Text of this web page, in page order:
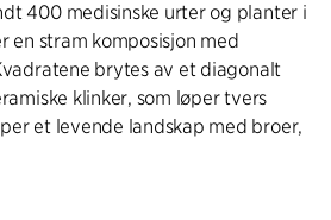
400 medisinske urter og planter i
en stram komposisjon med
brytes av et diagonalt
klinker, som løper tvers
et levende landskap med broer,